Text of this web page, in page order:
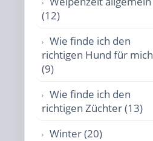
(12)
Wie finde ich den
richtigen Hund für mich
(9)
Wie finde ich den
richtigen Züchter (13)
Winter (20)